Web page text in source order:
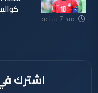
منذ 7 ساعة
اشترك